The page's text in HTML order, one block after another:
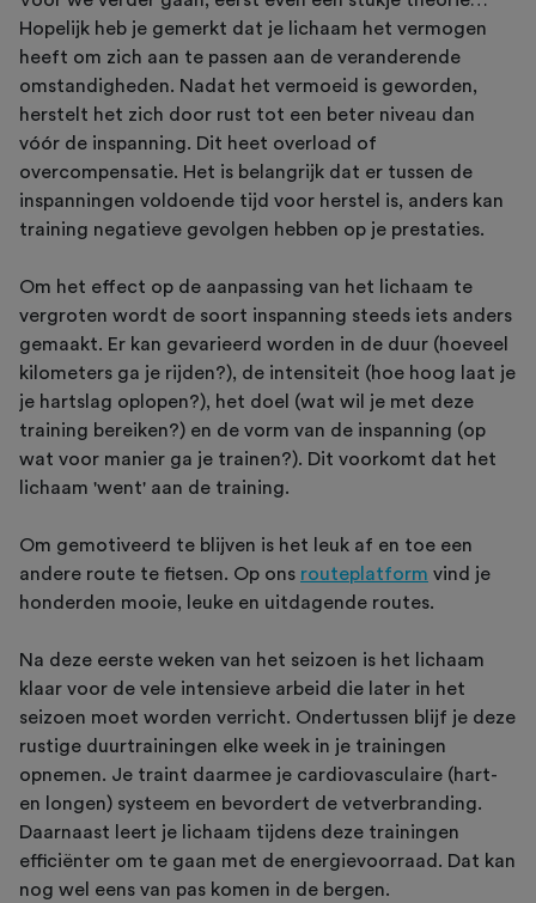
Hopelijk heb je gemerkt dat je lichaam het vermogen
heeft om zich aan te passen aan de veranderende
omstandigheden. Nadat het vermoeid is geworden,
herstelt het zich door rust tot een beter niveau dan
vóór de inspanning. Dit heet overload of
overcompensatie. Het is belangrijk dat er tussen de
inspanningen voldoende tijd voor herstel is, anders kan
training negatieve gevolgen hebben op je prestaties.
Om het effect op de aanpassing van het lichaam te
vergroten wordt de soort inspanning steeds iets anders
gemaakt. Er kan gevarieerd worden in de duur (hoeveel
kilometers ga je rijden?), de intensiteit (hoe hoog laat je
je hartslag oplopen?), het doel (wat wil je met deze
training bereiken?) en de vorm van de inspanning (op
wat voor manier ga je trainen?). Dit voorkomt dat het
lichaam 'went' aan de training.
Om gemotiveerd te blijven is het leuk af en toe een
andere route te fietsen. Op ons routeplatform vind je
honderden mooie, leuke en uitdagende routes.
Na deze eerste weken van het seizoen is het lichaam
klaar voor de vele intensieve arbeid die later in het
seizoen moet worden verricht. Ondertussen blijf je deze
rustige duurtrainingen elke week in je trainingen
opnemen. Je traint daarmee je cardiovasculaire (hart-
en longen) systeem en bevordert de vetverbranding.
Daarnaast leert je lichaam tijdens deze trainingen
efficiënter om te gaan met de energievoorraad. Dat kan
nog wel eens van pas komen in de bergen.